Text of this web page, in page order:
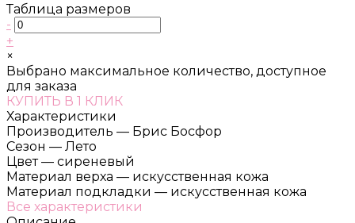
Таблица размеров
-
+
×
Выбрано максимальное количество, доступное
для заказа
КУПИТЬ В 1 КЛИК
Характеристики
Производитель — Брис Босфор
Сезон — Лето
Цвет — сиреневый
Материал верха — искусственная кожа
Материал подкладки — искусственная кожа
Все характеристики